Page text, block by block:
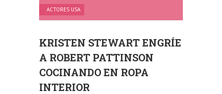
ACTORES USA
KRISTEN STEWART ENGRÍE
A ROBERT PATTINSON
COCINANDO EN ROPA
INTERIOR